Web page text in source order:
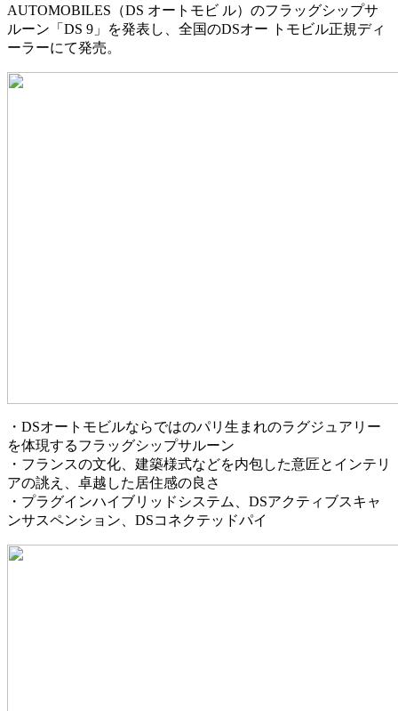
AUTOMOBILES（DS オートモビ ル）のフラッグシップサ
ルーン「DS 9」を発表し、全国のDSオー トモビル正規ディ
ーラーにて発売。
・DSオートモビルならではのパリ生まれのラグジュアリー
を体現するフラッグシップサルーン
・フランスの文化、建築様式などを内包した意匠とインテリ
アの誂え、卓越した居住感の良さ
・プラグインハイブリッドシステム、DSアクティブスキャ
ンサスペンション、DSコネクテッドパイ